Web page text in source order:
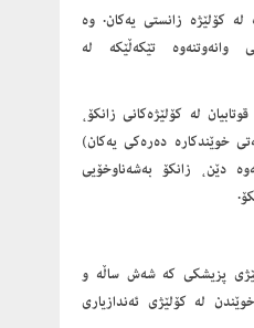
لە کۆلێژە زانستی یەکان. وە
تێکەڵێکە لە
لە کۆلێژەکانی زانکۆ،
خوێندکارە دەرەکی یەکان)
دێن، زانکۆ بەشەناوخۆیی
پزیشکی کە شەش ساڵە و
لە کۆلێژی ئەندازیاری